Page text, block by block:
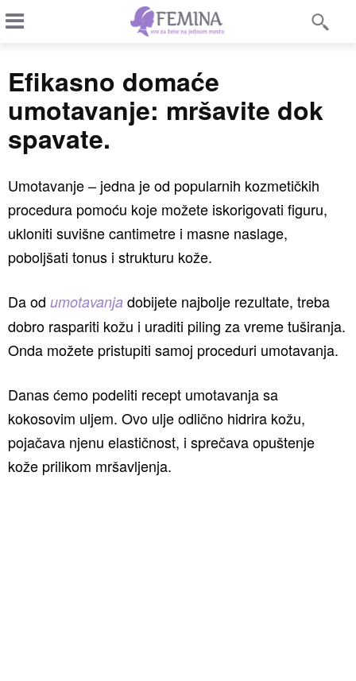
Efikasno domaće
umotavanje: mršavite dok
spavate.
Umotavanje – jedna je od popularnih kozmetičkih
procedura pomoću koje možete iskorigovati figuru,
ukloniti suvišne cantimetre i masne naslage,
poboljšati tonus i strukturu kože.
Da od umotavanja dobijete najbolje rezultate, treba
dobro raspariti kožu i uraditi piling za vreme tuširanja.
Onda možete pristupiti samoj proceduri umotavanja.
Danas ćemo podeliti recept umotavanja sa
kokosovim uljem. Ovo ulje odlično hidrira kožu,
pojačava njenu elastičnost, i sprečava opuštenje
kože prilikom mršavljenja.